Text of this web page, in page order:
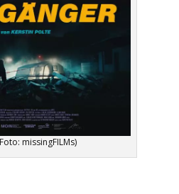
missingFILMs)